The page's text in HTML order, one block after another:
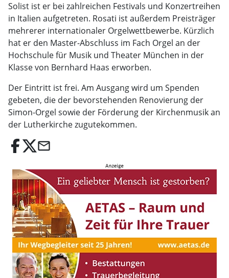
Solist ist er bei zahlreichen Festivals und Konzertreihen
in Italien aufgetreten. Rosati ist außerdem Preisträger
mehrerer internationaler Orgelwettbewerbe. Kürzlich
hat er den Master-Abschluss im Fach Orgel an der
Hochschule für Musik und Theater München in der
Klasse von Bernhard Haas erworben.
Der Eintritt ist frei. Am Ausgang wird um Spenden
gebeten, die der bevorstehenden Renovierung der
Simon-Orgel sowie der Förderung der Kirchenmusik an
der Lutherkirche zugutekommen.
email